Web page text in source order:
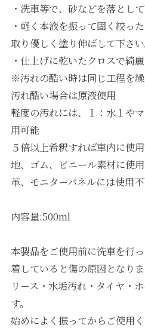
・洗車等で、砂などを落として
・軽く本液を振って固く絞っ
取り優しく塗り伸ばして下さい
・仕上げに乾いたクロスで綺
※汚れの酷い時は同じ工程を繰
汚れ酷い場合は原液使用
軽度の汚れには、１：水１や
用可能
５倍以上希釈すれば車内に使
地、ゴム、ビニール素材に使用
革、モニターパネルには使用
内容量:500ml
本製品をご使用前に洗車を行
着していると傷の原因となり
リース・水垢汚れ・タイヤ・
す。
始めによく振ってからご使用